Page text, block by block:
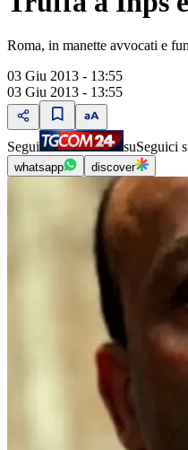
Roma, in manette avvocati e
03 Giu 2013 - 13:55
03 Giu 2013 - 13:55
Segui suSeguici
whatsapp discover